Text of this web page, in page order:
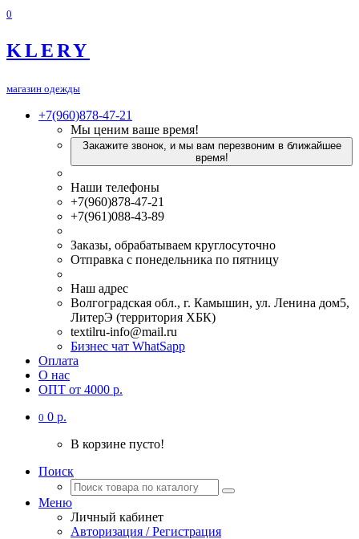
0
KLERY
магазин одежды
+7(960)878-47-21
Мы ценим ваше время!
Закажите звонок, и мы вам перезвоним в ближайшее
время!
Наши телефоны
+7(960)878-47-21
+7(961)088-43-89
Заказы, обрабатываем круглосуточно
Отправка с понедельника по пятницу
Наш адрес
Волгоградская обл., г. Камышин, ул. Ленина дом5,
ЛитерЭ (территория ХБК)
textilru-info@mail.ru
Бизнес чат WhatSapp
Оплата
О нас
ОПТ от 4000 р.
0 0 р.
В корзине пусто!
Поиск
Меню
Личный кабинет
Авторизация / Регистрация